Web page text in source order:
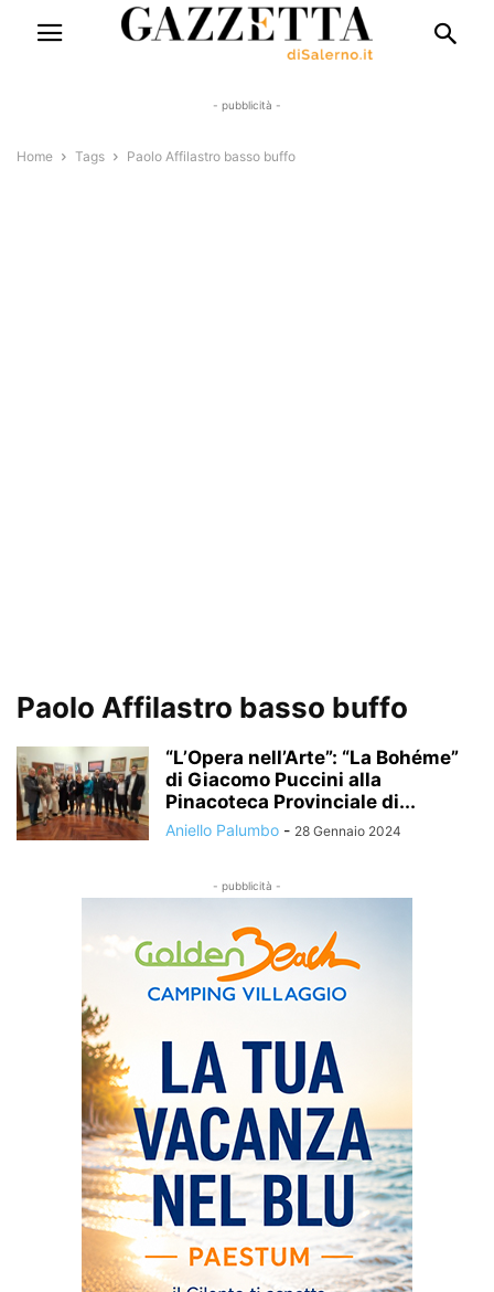
- pubblicità -
Home Tags Paolo Affilastro basso buffo
Paolo Affilastro basso buffo
“L’Opera nell’Arte”: “La Bohéme”
di Giacomo Puccini alla
Pinacoteca Provinciale di...
Aniello Palumbo - 28 Gennaio 2024
- pubblicità -